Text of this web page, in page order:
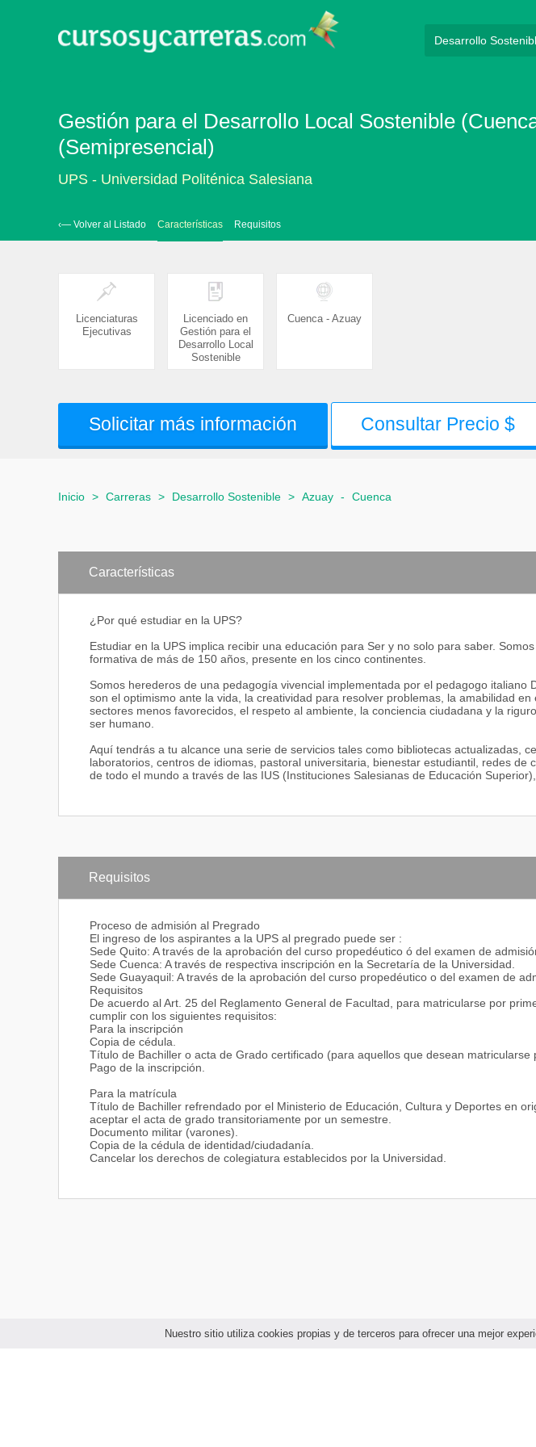
Nuestro sitio utiliza cookies propias y de terceros para ofrecer una mejor
Gestión para el Desarrollo Local Sostenible
(Semipresencial)
UPS - Universidad Politénica Salesiana
‹— Volver al Listado Características Requisitos
Licenciaturas
Ejecutivas
Licenciado en
Gestión para el
Desarrollo Local
Sostenible
Cuenca - Azuay
Solicitar más información Consultar Precio $
Inicio > Carreras > Desarrollo Sostenible > Azuay - Cuenca
Características
¿Por qué estudiar en la UPS?
Estudiar en la UPS implica recibir una educación para Ser y no solo para saber.
formativa de más de 150 años, presente en los cinco continentes.
Somos herederos de una pedagogía vivencial implementada por el pedagogo italiano
son el optimismo ante la vida, la creatividad para resolver problemas, la amabilidad
sectores menos favorecidos, el respeto al ambiente, la conciencia ciudadana y la
ser humano.
Aquí tendrás a tu alcance una serie de servicios tales como bibliotecas actualizadas,
laboratorios, centros de idiomas, pastoral universitaria, bienestar estudiantil, redes de
de todo el mundo a través de las IUS (Instituciones Salesianas de Educación
Requisitos
Proceso de admisión al Pregrado
El ingreso de los aspirantes a la UPS al pregrado puede ser :
Sede Quito: A través de la aprobación del curso propedéutico ó del examen de
Sede Cuenca: A través de respectiva inscripción en la Secretaría de la Universidad.
Sede Guayaquil: A través de la aprobación del curso propedéutico o del examen de
Requisitos
De acuerdo al Art. 25 del Reglamento General de Facultad, para matricularse por
cumplir con los siguientes requisitos:
Para la inscripción
Copia de cédula.
Título de Bachiller o acta de Grado certificado (para aquellos que desean matricularse
Pago de la inscripción.
Para la matrícula
Título de Bachiller refrendado por el Ministerio de Educación, Cultura y Deportes en
aceptar el acta de grado transitoriamente por un semestre.
Documento militar (varones).
Copia de la cédula de identidad/ciudadanía.
Cancelar los derechos de colegiatura establecidos por la Universidad.